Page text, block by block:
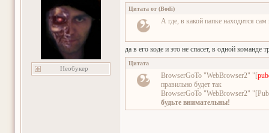
Необукер
Цитата от (Bodi)
А где, в какой папке находится
да в его коде и это не спасет, в одной команде
Цитата
BrowserGoTo "WebBrowser2" "[
правильно будет так
BrowserGoTo "WebBrowser2"
будьте внимательны!